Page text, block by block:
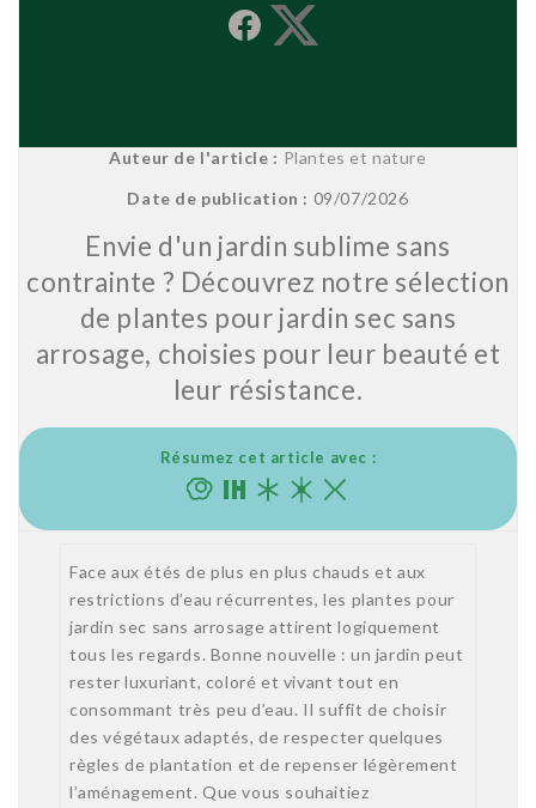
Share
Auteur de l'article : Plantes et nature
Date de publication : 09/07/2026
Envie d'un jardin sublime sans
contrainte ? Découvrez notre sélection
de plantes pour jardin sec sans
arrosage, choisies pour leur beauté et
leur résistance.
Résumez cet article avec :
Face aux étés de plus en plus chauds et aux
restrictions d’eau récurrentes, les plantes pour
jardin sec sans arrosage attirent logiquement
tous les regards. Bonne nouvelle : un jardin peut
rester luxuriant, coloré et vivant tout en
consommant très peu d’eau. Il suffit de choisir
des végétaux adaptés, de respecter quelques
règles de plantation et de repenser légèrement
l’aménagement. Que vous souhaitiez